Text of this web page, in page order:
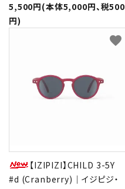
5,500円(本体5,000円、税500
円)
【IZIPIZI】CHILD 3-5Y
#d (Cranberry)｜イジピジ・
favorite